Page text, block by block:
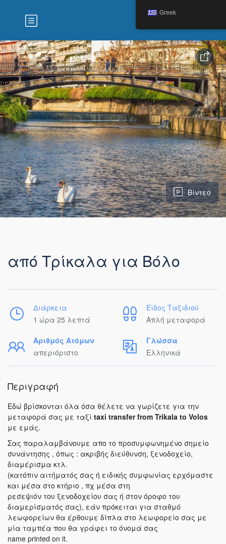
Βίντεο
από Τρίκαλα για Βόλο
Διάρκεια
1 ώρα 25 λεπτά
Είδος Ταξιδιού
Απλή μεταφορά
Αριθμός Ατόμων
απεριόριστο
Γλώσσα
Ελληνικά
Περιγραφή
Εδώ βρίσκονται όλα όσα θέλετε να γωρίζετε για την
μεταφορά σας με ταξί taxi transfer from Trikala to Volos
με εμάς.
Σας παραλαμβάνουμε απο το προσυμφωνημένο σημείο
συνάντησης , όπως : ακριβής διεύθυνση, ξενοδοχείο,
διαμέρισμα κτλ.
(κατόπιν αιτήματός σας ή ειδικής συμφωνίας ερχόμαστε
και μέσα στο κτήριο , πχ μέσα στη
ρεσεψιόν του ξενοδοχείου σας ή στον όροφο του
διαμερίσματός σας), εάν πρόκειται για σταθμό
λεωφορείων θα έρθουμε δίπλα στο λεωφορείο σας με
μία ταμπέα που θα γράφει το όνομά σας
name printed on it.
Greek